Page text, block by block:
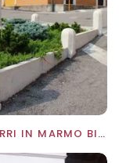
PARACARRI IN MARMO BIANCONE